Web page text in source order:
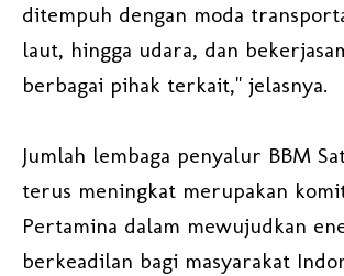
ditempuh dengan moda
laut, hingga udara, dan
berbagai pihak terkait," jelasnya.
Jumlah lembaga penyalur BBM
terus meningkat merupakan
Pertamina dalam mewujudkan
berkeadilan bagi masyarakat